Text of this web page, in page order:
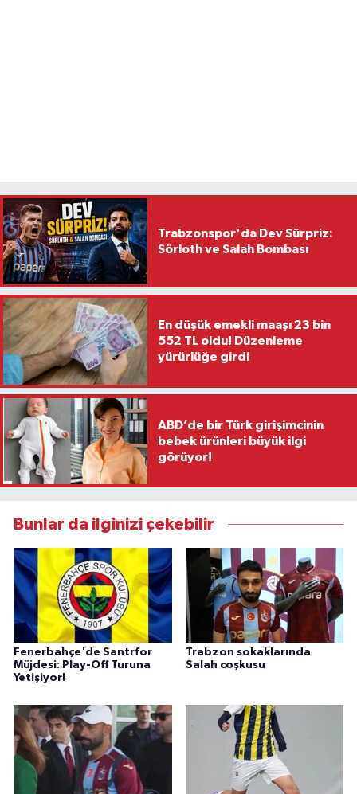
Trabzonspor'da Dev Sürpriz:
Sörloth ve Salah Bombası
En düşük emekli maaşı 23 bin
552 TL oldu! Düzenleme
yürürlüğe girdi
ABD’de bir Türk girişimcinin
bebek ürünleri büyük ilgi
görüyor!
Bunlar da ilginizi çekebilir
Fenerbahçe'de Santrfor
Müjdesi: Play-Off Turuna
Yetişiyor!
Trabzon sokaklarında
Salah coşkusu